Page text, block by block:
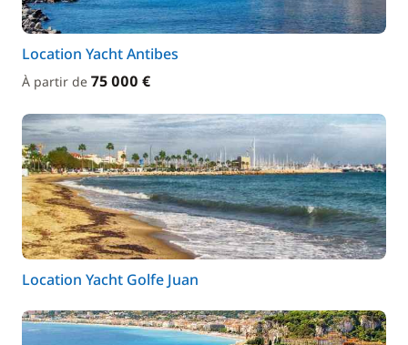
Location Yacht Antibes
À partir de 75 000 €
Location Yacht Golfe Juan